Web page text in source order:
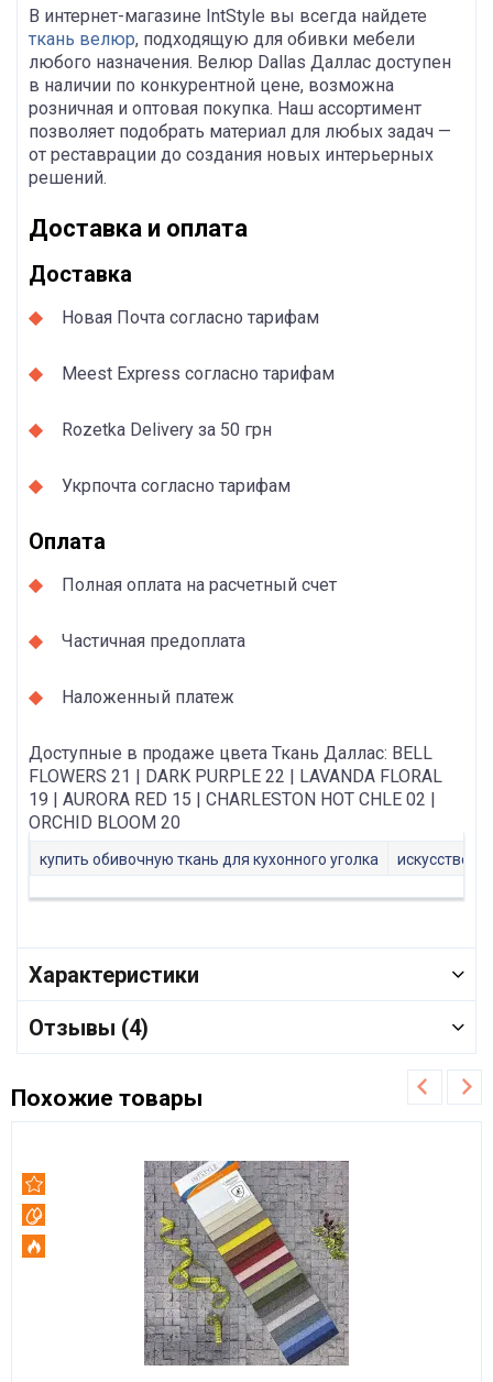
В интернет-магазине IntStyle вы всегда найдете
ткань велюр, подходящую для обивки мебели
любого назначения. Велюр Dallas Даллас доступен
в наличии по конкурентной цене, возможна
розничная и оптовая покупка. Наш ассортимент
позволяет подобрать материал для любых задач —
от реставрации до создания новых интерьерных
решений.
Доставка и оплата
Доставка
Новая Почта согласно тарифам
Meest Express согласно тарифам
Rozetka Delivery за 50 грн
Укрпочта согласно тарифам
Оплата
Полная оплата на расчетный счет
Частичная предоплата
Наложенный платеж
Доступные в продаже цвета Ткань Даллас: BELL
FLOWERS 21 | DARK PURPLE 22 | LAVANDA FLORAL
19 | AURORA RED 15 | CHARLESTON HOT CHLE 02 |
ORCHID BLOOM 20
купить обивочную ткань для кухонного уголка
Характеристики
Отзывы (4)
Похожие товары